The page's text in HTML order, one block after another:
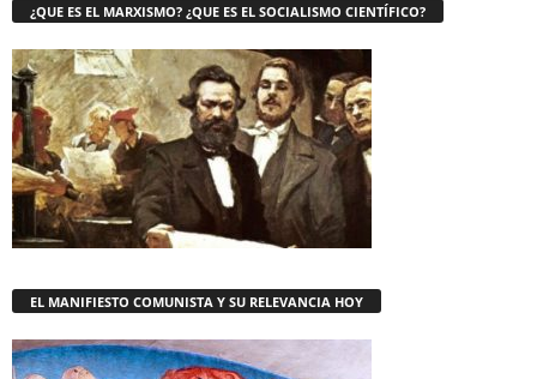
¿QUE ES EL MARXISMO? ¿QUE ES EL SOCIALISMO CIENTÍFICO?
EL MANIFIESTO COMUNISTA Y SU RELEVANCIA HOY